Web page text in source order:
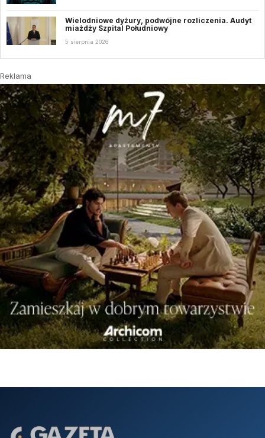
Wielodniowe dyżury, podwójne rozliczenia. Audyt
miażdży Szpital Południowy
5 sierpnia 2026
Reklama